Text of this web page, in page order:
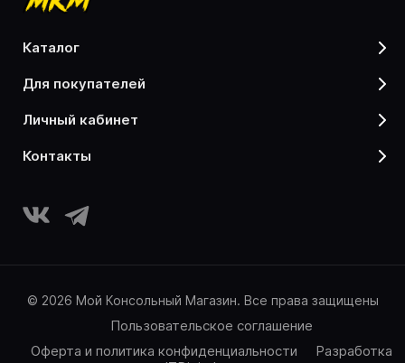
каталог
для покупателей
личный кабинет
контакты
© 2026 Мой Консольный Магазин. Все права защищены
Пользовательское соглашение
Оферта и политика конфиденциальности
Разработка